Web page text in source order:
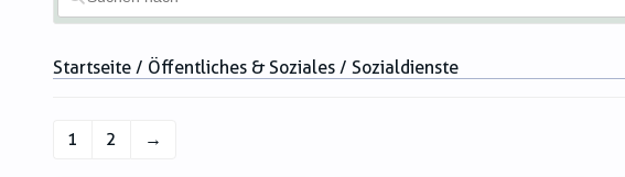
Startseite / Öffentliches & Soziales / Sozialdienste
1 2 →